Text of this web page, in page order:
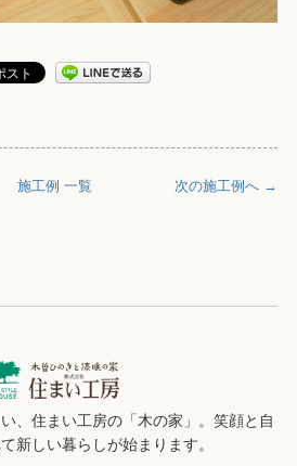
次の施工例へ →
施工例 一覧
、住まい工房の「木の家」。笑顔と自
新しい暮らしが始まります。